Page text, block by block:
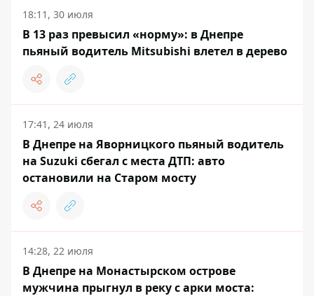
18:11, 30 июля
В 13 раз превысил «норму»: в Днепре
пьяный водитель Mitsubishi влетел в дерево
17:41, 24 июля
В Днепре на Яворницкого пьяный водитель
на Suzuki сбегал с места ДТП: авто
остановили на Старом мосту
14:28, 22 июля
В Днепре на Монастырском острове
мужчина прыгнул в реку с арки моста: